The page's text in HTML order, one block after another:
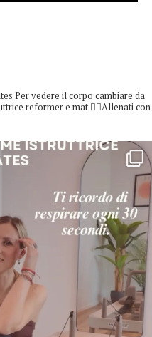
Per vedere il corpo cambiare da
reformer e mat 👇🏻Allenati con